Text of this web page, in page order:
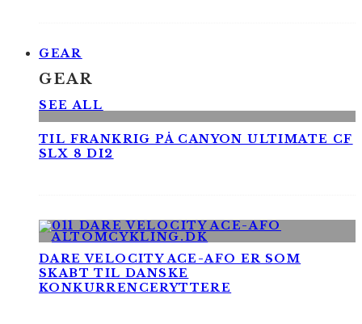
GEAR
GEAR
SEE ALL
TIL FRANKRIG PÅ CANYON ULTIMATE CF
SLX 8 DI2
DARE VELOCITY ACE-AFO ER SOM
SKABT TIL DANSKE
KONKURRENCERYTTERE